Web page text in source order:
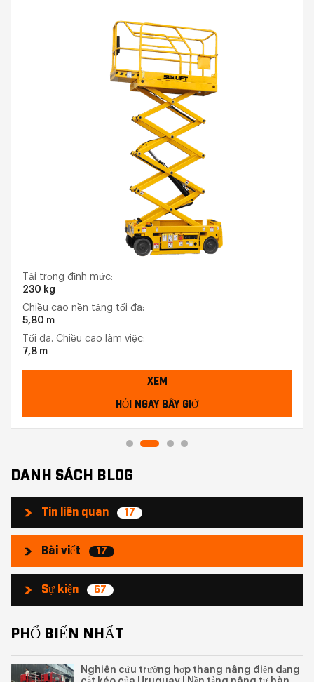
Tải trọng định mức:
230 kg
Chiều cao nền tảng tối đa:
5,80 m
Tối đa. Chiều cao làm việc:
7,8 m
XEM
HỎI NGAY BÂY GIỜ
DANH SÁCH BLOG
Tin liên quan 17
Bài viết 17
Sự kiện 67
PHỔ BIẾN NHẤT
Nghiên cứu trường hợp thang nâng điện dạng